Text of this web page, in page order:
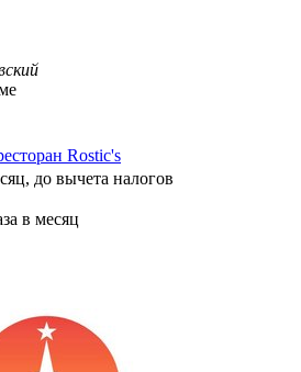
Rostic's
до вычета налогов
в месяц